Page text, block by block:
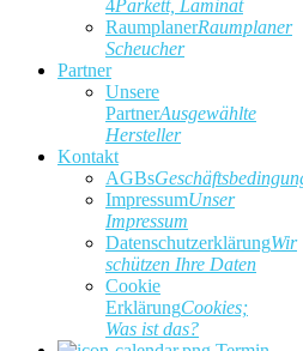
4Parkett, Laminat
RaumplanerRaumplaner
Scheucher
Partner
Unsere
PartnerAusgewählte
Hersteller
Kontakt
AGBs
ImpressumUnser
Impressum
DatenschutzerklärungWir
schützen Ihre Daten
Cookie
ErklärungCookies;
Was ist das?